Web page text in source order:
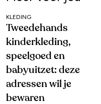
KLEDING
Tweedehands
kinderkleding,
speelgoed en
babyuitzet: deze
adressen wil je
bewaren